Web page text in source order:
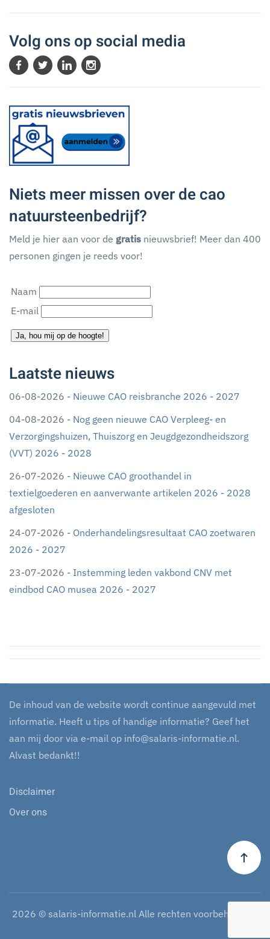
Volg ons op social media
Niets meer missen over de cao
natuursteenbedrijf?
Meld je hier aan voor de gratis nieuwsbrief! Meer dan 400
personen gingen je reeds voor!
Naam
E-mail
Ja, hou mij op de hoogte!
Laatste nieuws
06-08-2026 - Nieuwe CAO reisbranche 2026 - 2027
04-08-2026 - Nog geen nieuwe CAO Verpleeg- en
Verzorgingshuizen, Thuiszorg en Jeugdgezondheidszorg
(VVT) 2026 - 2028
26-07-2026 - Nieuwe CAO groothandel in
textielgoederen en aanverwante artikelen 2026 - 2028
afgesloten
24-07-2026 - Onderhandelingsresultaat CAO zoetwaren
2026 - 2027
23-07-2026 - Instemming leden vakbond CNV met
eindbod CAO musea 2026 - 2027
De inhoud van de website wordt continue aangevuld met
informatie. Heeft u tips of handige informatie? Geef het
aan mij door via e-mail op info@salaris-informatie.nl.
Alvast bedankt!!
Disclaimer
Over ons
2026 © salaris-informatie.nl Alle rechten voorbehouden.